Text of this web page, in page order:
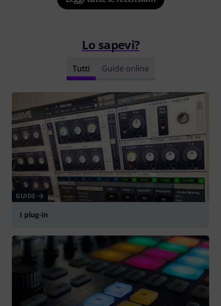
Lo sapevi?
Tutti Guide online
GUIDE
I plug-in